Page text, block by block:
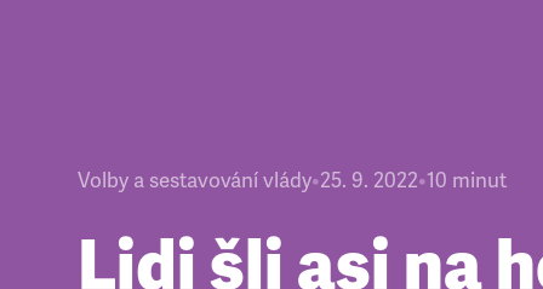
Volby a sestavování vlády•25. 9. 2022•10 minut
Lidi šli asi na